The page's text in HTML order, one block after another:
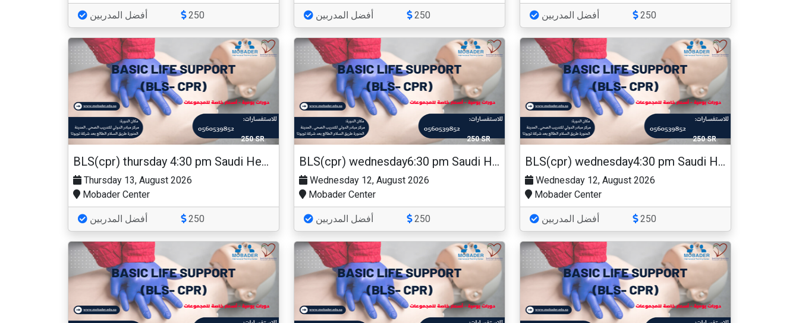
أفضل المدربين 250 أفضل المدربين 250 أفضل المدربين 250
250 SR
BLS(cpr) thursday 4:30 pm Saudi Heart Association
Thursday 13, August 2026
Mobader Center
أفضل المدربين 250
250 SR
BLS(cpr) wednesday6:30 pm Saudi Heart Association
Wednesday 12, August 2026
Mobader Center
أفضل المدربين 250
250 SR
BLS(cpr) wednesday4:30 pm Saudi Heart Association
Wednesday 12, August 2026
Mobader Center
أفضل المدربين 250